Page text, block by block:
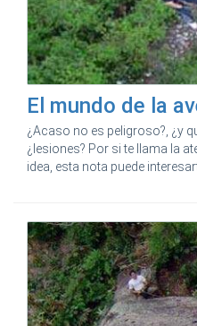
El mundo de la
¿Acaso no es peligroso?, ¿y
¿lesiones? Por si te llama la
idea, esta nota puede